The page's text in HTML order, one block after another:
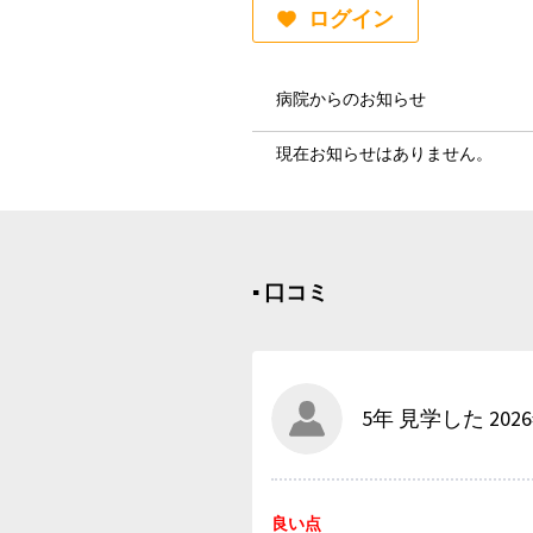
ログイン
病院からのお知らせ
現在お知らせはありません。
▪︎ 口コミ
5年 見学した
良い点